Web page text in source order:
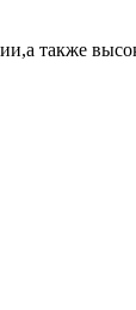
также